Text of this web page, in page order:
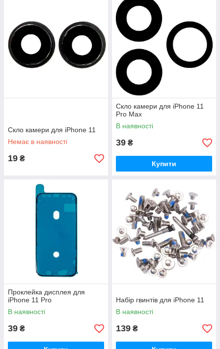
Скло камери для iPhone 11
Немає в наявності
19 ₴
Скло камери для iPhone 11
Pro Max
В наявності
39 ₴
Купити
Проклейка дисплея для
iPhone 11 Pro
В наявності
39 ₴
Набір гвинтів для iPhone 11
В наявності
139 ₴